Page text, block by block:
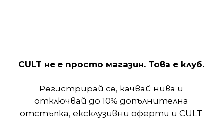
CULT не е просто магазин. Това е клуб.
Регистрирай се, качвай нива и
отключвай до 10% допълнителна
отстъпка, ексклузивни оферти и CULT